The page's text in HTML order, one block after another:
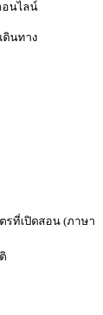
นไลน์
ดินทาง
รที่เปิดสอน (ภาษา